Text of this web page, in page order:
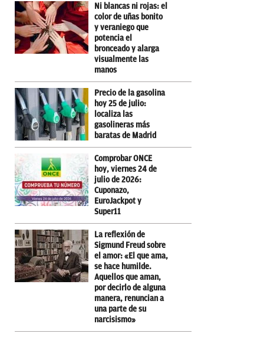
Ni blancas ni rojas: el
color de uñas bonito
y veraniego que
potencia el
bronceado y alarga
visualmente las
manos
Precio de la gasolina
hoy 25 de julio:
localiza las
gasolineras más
baratas de Madrid
Comprobar ONCE
hoy, viernes 24 de
julio de 2026:
Cuponazo,
EuroJackpot y
Super11
La reflexión de
Sigmund Freud sobre
el amor: «El que ama,
se hace humilde.
Aquellos que aman,
por decirlo de alguna
manera, renuncian a
una parte de su
narcisismo»